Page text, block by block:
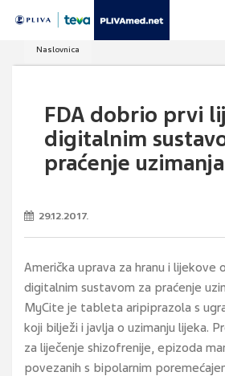
Naslovnica
FDA dobrio prvi
digitalnim
praćenje uzimanja
29.12.2017.
Američka uprava za hranu i lijekove
digitalnim sustavom za praćenje
MyCite je tableta aripiprazola s
koji bilježi i javlja o uzimanju lijeka.
za liječenje shizofrenije, epizoda
povezanih s bipolarnim